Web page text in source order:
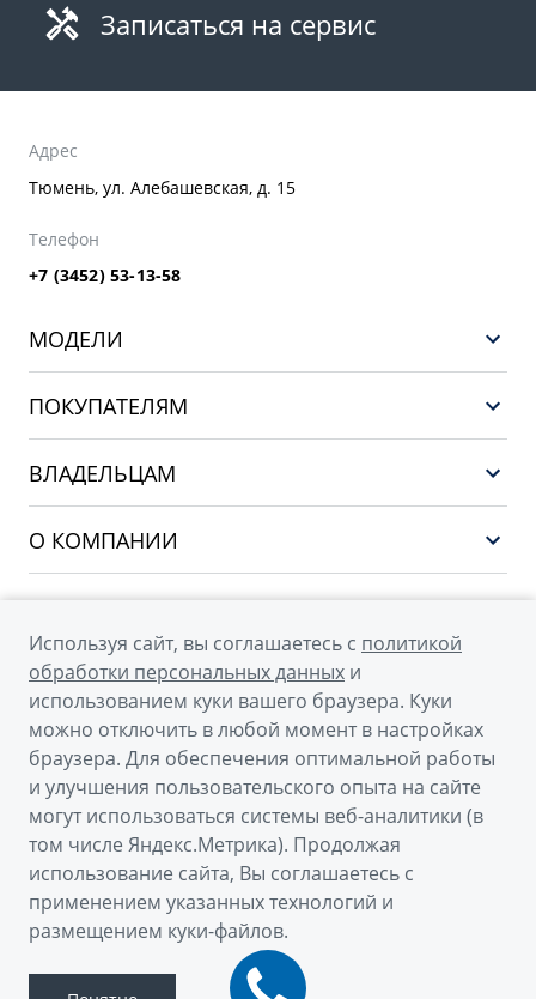
Записаться на сервис
Адрес
Тюмень, ул. Алебашевская, д. 15
Телефон
+7 (3452) 53-13-58
МОДЕЛИ
CITYRAY
ATLAS
OKAVANGO
MONJARO
Архивные модели
ПОКУПАТЕЛЯМ
ВЛАДЕЛЬЦАМ
О КОМПАНИИ
Новости
Наша команда
Правовая информация
Контакты
Мы в соцсетях
© 2026
Официальный сайт Geely в России
Политика обработки персональных данных
Правовая информация
Используя сайт, вы соглашаетесь с политикой
обработки персональных данных и
использованием куки вашего браузера. Куки
можно отключить в любой момент в настройках
браузера. Для обеспечения оптимальной работы
и улучшения пользовательского опыта на сайте
могут использоваться системы веб-аналитики (в
том числе Яндекс.Метрика). Продолжая
использование сайта, Вы соглашаетесь с
применением указанных технологий и
размещением куки-файлов.